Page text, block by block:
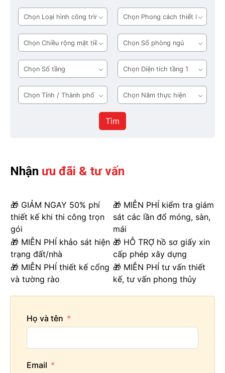
Loại
hình
công
trình
Phong
cách
thiết
kế
Chiều
rộng
mặt
tiền
Số
phòng
ngủ
Số
tầng
Diện
tích
tầng
1
Tỉnh
/
Năm
thực
hiện
Tìm
Nhận ưu đãi & tư vấn
🎁 GIẢM NGAY 50% phí
thiết kế khi thi công trọn
gói
🎁 MIỄN PHÍ kiểm tra giám
sát các lần đổ móng, sàn,
mái
🎁 MIỄN PHÍ khảo sát hiện
trạng đất/nhà
🎁 HỖ TRỢ hồ sơ giấy xin
cấp phép xây dựng
🎁 MIỄN PHÍ thiết kế cổng
và tường rào
🎁 MIỄN PHÍ tư vấn thiết
kế, tư vấn phong thủy
Họ và tên
Email